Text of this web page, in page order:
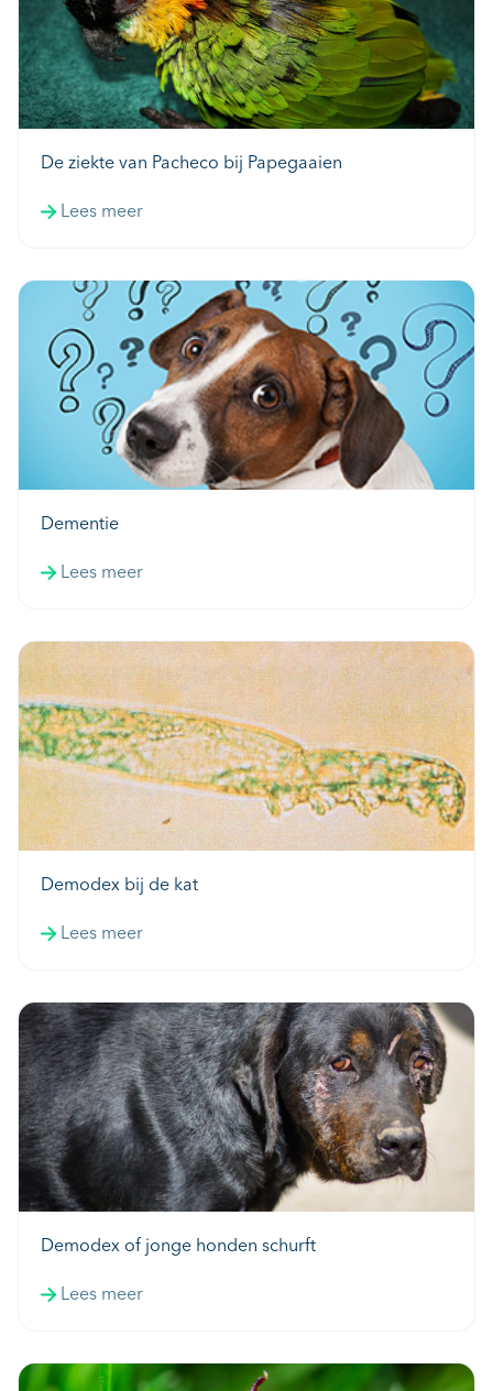
De ziekte van Pacheco bij Papegaaien
Lees meer
Dementie
Lees meer
Demodex bij de kat
Lees meer
Demodex of jonge honden schurft
Lees meer